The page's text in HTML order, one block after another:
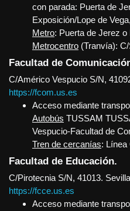
con parada: Puerta de
Exposición/Lope de
Metro: Puerta de Jerez
Metrocentro (Tranvía):
Facultad de
C/Américo Vespucio S/N,
https://fcom.us.es
Acceso mediante
Autobús TUSSAM
Vespucio-Facultad de
Tren de cercanías: Línea
Facultad de Educación.
C/Pirotecnia S/N, 41013. Sevilla
https://fcce.us.es
Acceso mediante